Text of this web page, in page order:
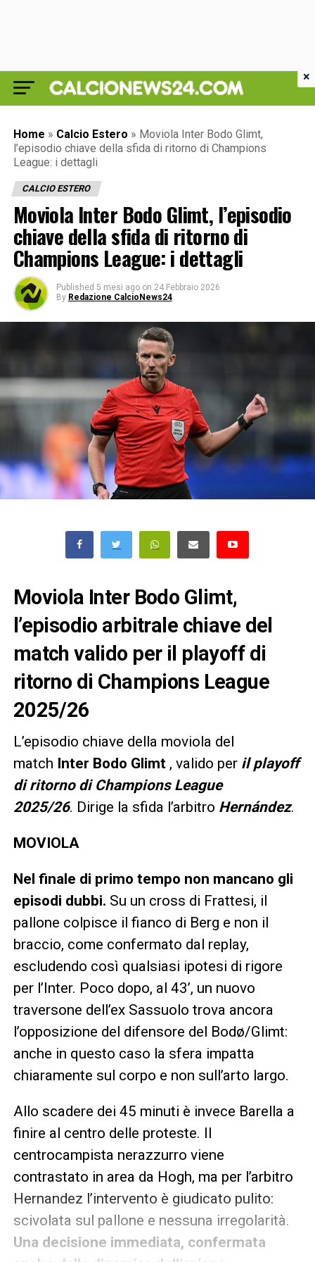
Home » Calcio Estero » Moviola Inter Bodo Glimt,
l’episodio chiave della sfida di ritorno di Champions
League: i dettagli
CALCIO ESTERO
Moviola Inter Bodo Glimt, l’episodio
chiave della sfida di ritorno di
Champions League: i dettagli
Published 5 mesi ago on 24 Febbraio 2026
By Redazione CalcioNews24
Moviola Inter Bodo Glimt,
l’episodio arbitrale chiave del
match valido per il playoff di
ritorno di Champions League
2025/26
L’episodio chiave della moviola del
match Inter Bodo Glimt , valido per il playoff
di ritorno di Champions League
2025/26. Dirige la sfida l’arbitro Hernández.
MOVIOLA
Nel finale di primo tempo non mancano gli
episodi dubbi. Su un cross di Frattesi, il
pallone colpisce il fianco di Berg e non il
braccio, come confermato dal replay,
escludendo così qualsiasi ipotesi di rigore
per l’Inter. Poco dopo, al 43’, un nuovo
traversone dell’ex Sassuolo trova ancora
l’opposizione del difensore del Bodø/Glimt:
anche in questo caso la sfera impatta
chiaramente sul corpo e non sull’arto largo.
Allo scadere dei 45 minuti è invece Barella a
finire al centro delle proteste. Il
centrocampista nerazzurro viene
contrastato in area da Hogh, ma per l’arbitro
Hernandez l’intervento è giudicato pulito:
scivolata sul pallone e nessuna irregolarità.
Una decisione immediata, confermata
×